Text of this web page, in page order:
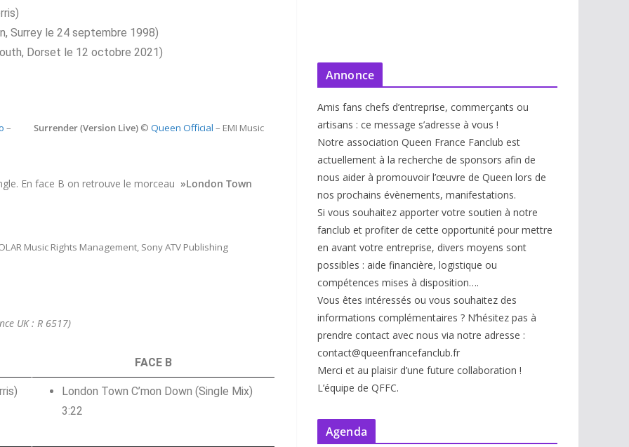
Surrey le 24 septembre 1998)
Dorset le 12 octobre 2021)
– Surrender (Version Live) © Queen Official – EMI Music
En face B on retrouve le morceau »London Town
Music Rights Management, Sony ATV Publishing
UK : R 6517)
FACE B
London Town C’mon Down (Single Mix)
3:22
Annonce
Amis fans chefs d’entreprise, commerçants ou
artisans : ce message s’adresse à vous !
Notre association Queen France Fanclub est
actuellement à la recherche de sponsors afin de
nous aider à promouvoir l’œuvre de Queen lors de
nos prochains évènements, manifestations.
Si vous souhaitez apporter votre soutien à notre
fanclub et profiter de cette opportunité pour mettre
en avant votre entreprise, divers moyens sont
possibles : aide financière, logistique ou
compétences mises à disposition….
Vous êtes intéressés ou vous souhaitez des
informations complémentaires ? N’hésitez pas à
prendre contact avec nous via notre adresse :
contact@queenfrancefanclub.fr
Merci et au plaisir d’une future collaboration !
L’équipe de QFFC.
Agenda